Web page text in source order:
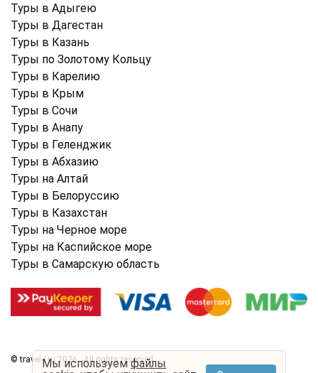
Туры в Адыгею
Туры в Дагестан
Туры в Казань
Туры по Золотому Кольцу
Туры в Карелию
Туры в Крым
Туры в Cочи
Туры в Анапу
Туры в Геленджик
Туры в Абхазию
Туры на Алтай
Туры в Белоруссию
Туры в Казахстан
Туры на Черное море
Туры на Каспийское море
Туры в Самарскую область
© travel-r.ru 2026 . All rights reserved.
Мы используемфайлы